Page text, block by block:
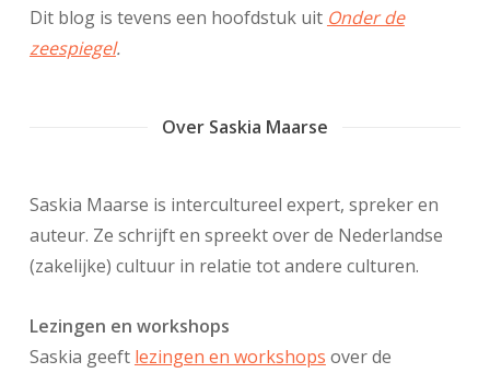
Dit blog is tevens een hoofdstuk uit Onder de
zeespiegel.
Over Saskia Maarse
Saskia Maarse is intercultureel expert, spreker en
auteur. Ze schrijft en spreekt over de Nederlandse
(zakelijke) cultuur in relatie tot andere culturen.
Lezingen en workshops
Saskia geeft lezingen en workshops over de